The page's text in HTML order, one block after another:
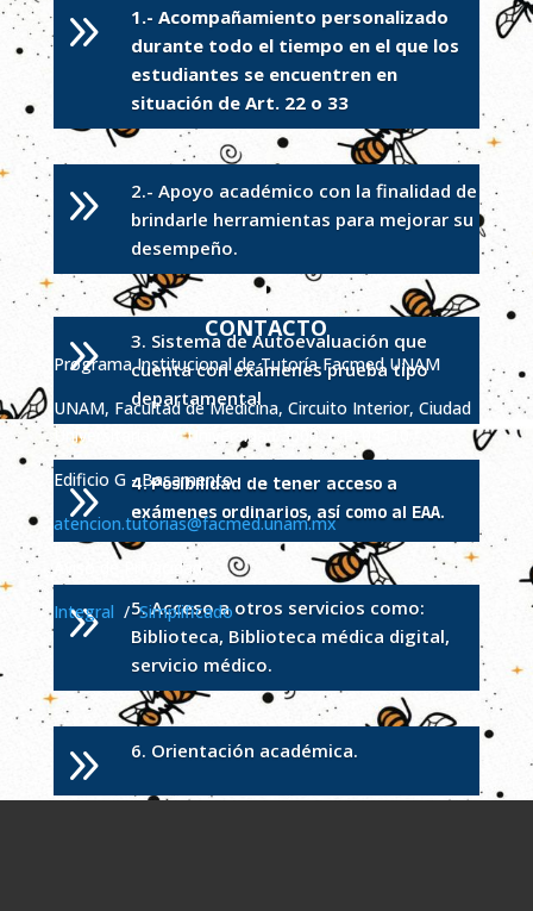
9
1.- Acompañamiento personalizado
durante todo el tiempo en el que los
estudiantes se encuentren en
situación de Art. 22 o 33
9
2.- Apoyo académico con la finalidad de
brindarle herramientas para mejorar su
desempeño.
9
3. Sistema de Autoevaluación que
cuenta con exámenes prueba tipo
departamental
9
4. Posibilidad de tener acceso a
exámenes ordinarios, así como al EAA.
9
5. Acceso a otros servicios como:
Biblioteca, Biblioteca médica digital,
servicio médico.
9 6. Orientación académica.
CONTACTO
Programa Institucional de Tutoría Facmed UNAM
UNAM, Facultad de Medicina, Circuito Interior, Ciudad
Universitaria, Av. Universidad 3000, C.P. 04510
Edificio G - Basamento
atencion.tutorias@facmed.unam.mx
Aviso de Privacidad
Integral /Simplificado
DIRECTORIO
Dr. Samuel E. Gutiérrez Barreto